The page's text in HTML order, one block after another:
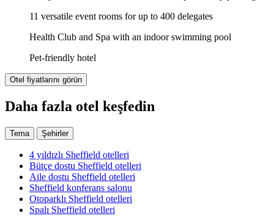
11 versatile event rooms for up to 400 delegates
Health Club and Spa with an indoor swimming pool
Pet-friendly hotel
Otel fiyatlarını görün
Daha fazla otel keşfedin
Tema Şehirler
4 yıldızlı Sheffield otelleri
Bütçe dostu Sheffield otelleri
Aile dostu Sheffield otelleri
Sheffield konferans salonu
Otoparklı Sheffield otelleri
Spalı Sheffield otelleri